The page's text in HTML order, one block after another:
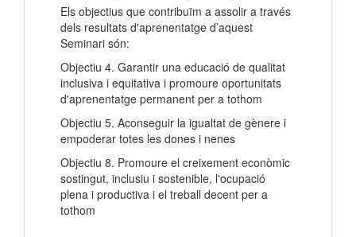
Els objectius que contribuïm a assolir a través
dels resultats d'aprenentatge d’aquest
Seminari són:
Objectiu 4. Garantir una educació de qualitat
inclusiva i equitativa i promoure oportunitats
d'aprenentatge permanent per a tothom
Objectiu 5. Aconseguir la igualtat de gènere i
empoderar totes les dones i nenes
Objectiu 8. Promoure el creixement econòmic
sostingut, inclusiu i sostenible, l'ocupació
plena i productiva i el treball decent per a
tothom